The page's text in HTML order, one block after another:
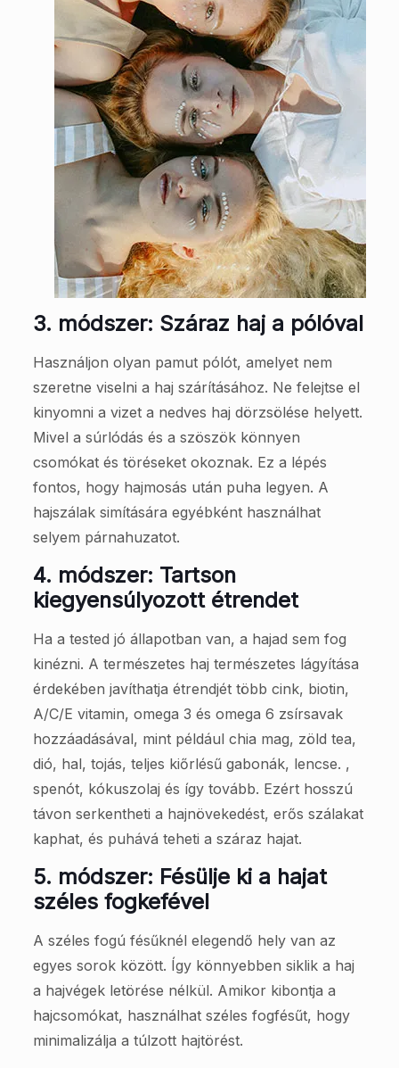
3. módszer: Száraz haj a pólóval
Használjon olyan pamut pólót, amelyet nem
szeretne viselni a haj szárításához. Ne felejtse el
kinyomni a vizet a nedves haj dörzsölése helyett.
Mivel a súrlódás és a szöszök könnyen
csomókat és töréseket okoznak. Ez a lépés
fontos, hogy hajmosás után puha legyen. A
hajszálak simítására egyébként használhat
selyem párnahuzatot.
4. módszer: Tartson
kiegyensúlyozott étrendet
Ha a tested jó állapotban van, a hajad sem fog
kinézni. A természetes haj természetes lágyítása
érdekében javíthatja étrendjét több cink, biotin,
A/C/E vitamin, omega 3 és omega 6 zsírsavak
hozzáadásával, mint például chia mag, zöld tea,
dió, hal, tojás, teljes kiőrlésű gabonák, lencse. ,
spenót, kókuszolaj és így tovább. Ezért hosszú
távon serkentheti a hajnövekedést, erős szálakat
kaphat, és puhává teheti a száraz hajat.
5. módszer: Fésülje ki a hajat
széles fogkefével
A széles fogú fésűknél elegendő hely van az
egyes sorok között. Így könnyebben siklik a haj
a hajvégek letörése nélkül. Amikor kibontja a
hajcsomókat, használhat széles fogfésűt, hogy
minimalizálja a túlzott hajtörést.